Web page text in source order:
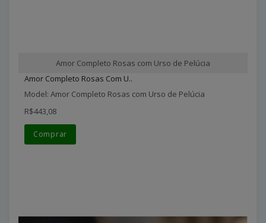
Amor Completo Rosas com Urso de Pelúcia
Amor Completo Rosas Com U..
Model: Amor Completo Rosas com Urso de Pelúcia
R$443,08
Comprar